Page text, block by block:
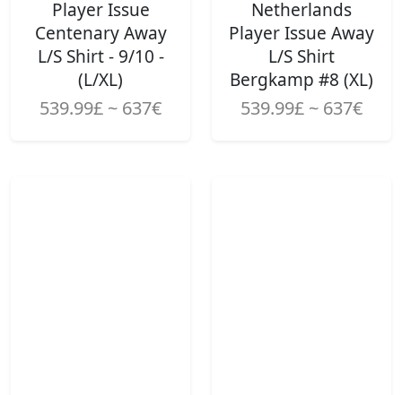
Player Issue
Centenary Away
L/S Shirt - 9/10 -
(L/XL)
539.99£ ~ 637€
Netherlands
Player Issue Away
L/S Shirt
Bergkamp #8 (XL)
539.99£ ~ 637€